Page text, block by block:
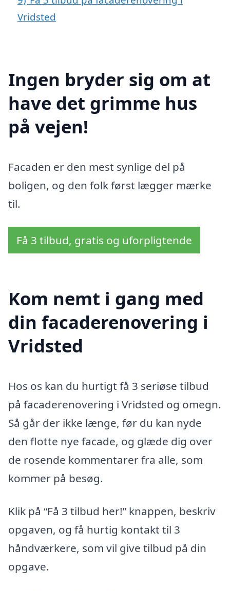
Vridsted
Ingen bryder sig om at
have det grimme hus
på vejen!
Facaden er den mest synlige del på
boligen, og den folk først lægger mærke
til.
Få 3 tilbud, gratis og uforpligtende
Kom nemt i gang med
din facaderenovering i
Vridsted
Hos os kan du hurtigt få 3 seriøse tilbud
på facaderenovering i Vridsted og omegn.
Så går der ikke længe, før du kan nyde
den flotte nye facade, og glæde dig over
de rosende kommentarer fra alle, som
kommer på besøg.
Klik på “Få 3 tilbud her!” knappen, beskriv
opgaven, og få hurtig kontakt til 3
håndværkere, som vil give tilbud på din
opgave.